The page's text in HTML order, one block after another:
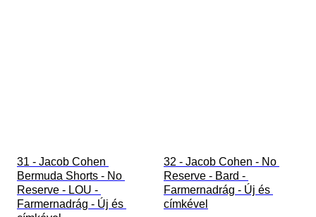
31 - Jacob Cohen
Bermuda Shorts - No
Reserve - LOU -
Farmernadrág - Új és
32 - Jacob Cohen - No
Reserve - Bard -
Farmernadrág - Új és
címkével